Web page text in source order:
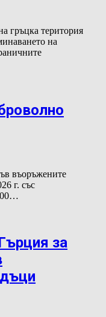
гръцка територия
на
въоръжените
г. със
за